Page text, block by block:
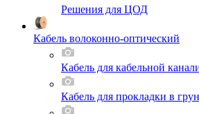
Решения для ЦОД
Кабель волоконно-оптический
Кабель для кабельной
Кабель для прокладки в